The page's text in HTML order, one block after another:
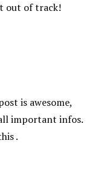
out of track!
is awesome,
important infos.
.